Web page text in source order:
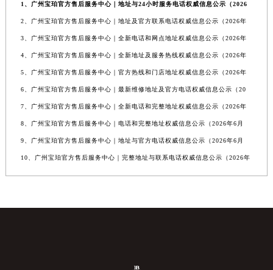
1、广州宝珀官方售后服务中心｜地址与24小时服务电话权威信息公示（2026
2、广州宝珀官方售后服务中心｜地址及官方联系电话权威信息公示（2026年
3、广州宝珀官方售后服务中心｜全新电话和网点地址权威信息公示（2026年
4、广州宝珀官方售后服务中心｜全新地址及服务热线权威信息公示（2026年
5、广州宝珀官方售后服务中心｜官方热线和门店地址权威信息公示（2026年
6、广州宝珀官方售后服务中心｜最新维修地址及官方电话权威信息公示（20
7、广州宝珀官方售后服务中心｜全新电话和完整地址权威信息公示（2026年
8、广州宝珀官方售后服务中心｜电话和完整地址权威信息公示（2026年6月
9、广州宝珀官方售后服务中心｜地址与官方电话权威信息公示（2026年6月
10、广州宝珀官方售后服务中心｜完整地址与联系电话权威信息公示（2026年